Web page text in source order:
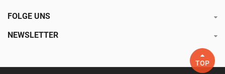
FOLGE UNS
NEWSLETTER
TOP